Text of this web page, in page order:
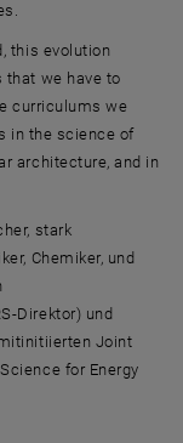
this evolution
that we have to
curriculums we
in the science of
architecture, and in
stark
Chemiker, und
Direktor) und
Joint
for Energy